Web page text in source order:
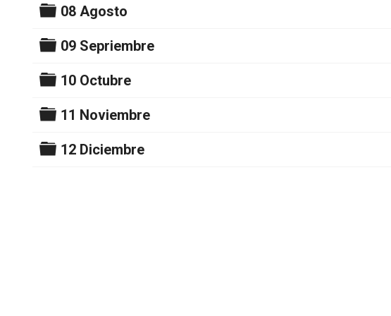
Carpeta
08 Agosto
Carpeta
09 Sepriembre
Carpeta
10 Octubre
Carpeta
11 Noviembre
Carpeta
12 Diciembre